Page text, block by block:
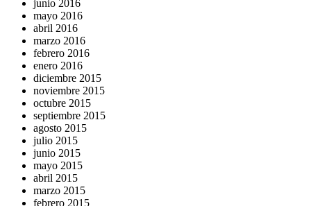
junio 2016
mayo 2016
abril 2016
marzo 2016
febrero 2016
enero 2016
diciembre 2015
noviembre 2015
octubre 2015
septiembre 2015
agosto 2015
julio 2015
junio 2015
mayo 2015
abril 2015
marzo 2015
febrero 2015